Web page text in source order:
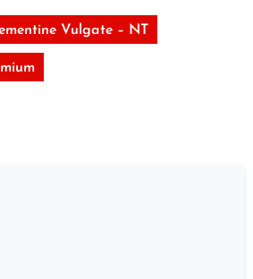
Vulgate – NT